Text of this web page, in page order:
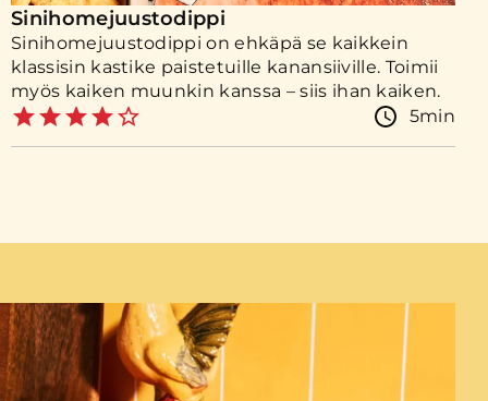
Sinihomejuustodippi
Sinihomejuustodippi on ehkäpä se kaikkein
klassisin kastike paistetuille kanansiiville. Toimii
myös kaiken muunkin kanssa – siis ihan kaiken.
5min